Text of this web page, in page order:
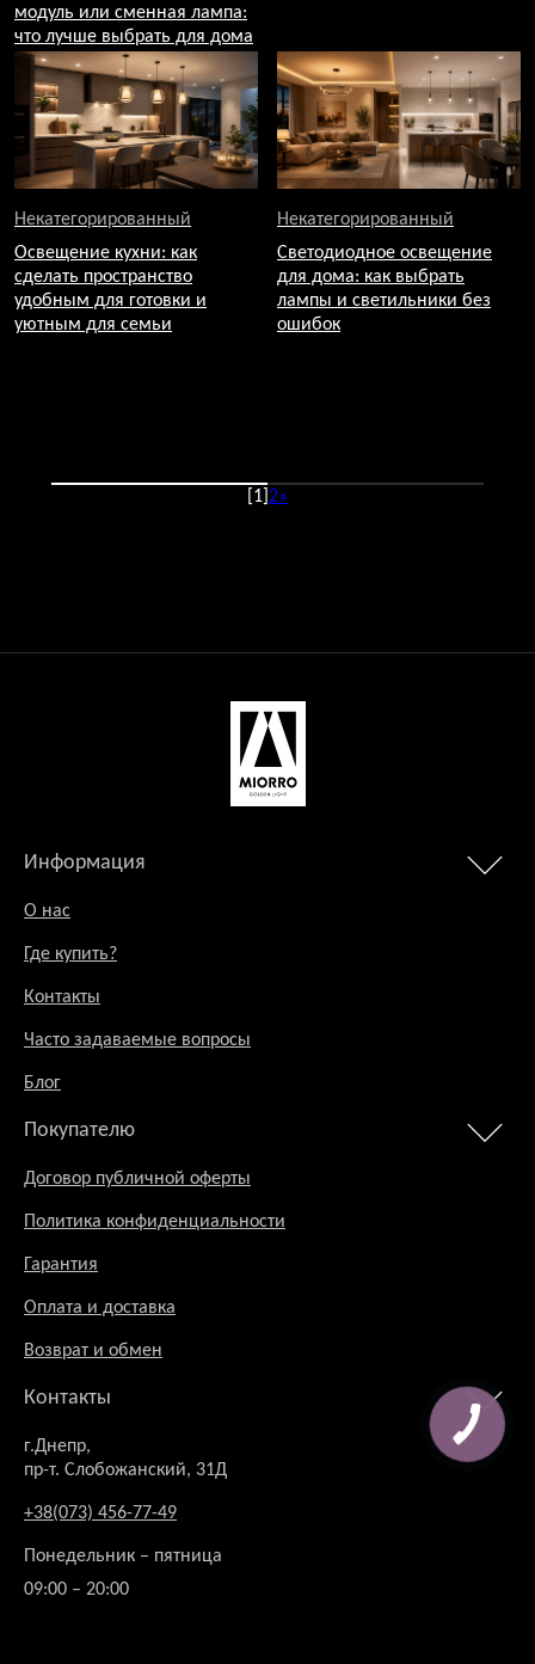
модуль или сменная лампа:
что лучше выбрать для дома
Некатегорированный
Освещение кухни: как
сделать пространство
удобным для готовки и
уютным для семьи
Некатегорированный
Светодиодное освещение
для дома: как выбрать
лампы и светильники без
ошибок
[1] 2»
Информация
О нас
Где купить?
Контакты
Часто задаваемые вопросы
Блог
Покупателю
Договор публичной оферты
Политика конфиденциальности
Гарантия
Оплата и доставка
Возврат и обмен
Контакты
г.Днепр,
пр-т. Слобожанский, 31Д
+38(073) 456-77-49
Понедельник – пятница
09:00 – 20:00